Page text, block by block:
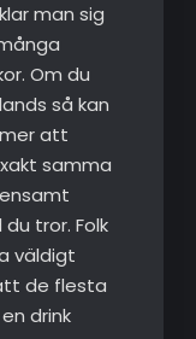
man sig
Om du
så kan
att
samma
tror. Folk
väldigt
de flesta
drink